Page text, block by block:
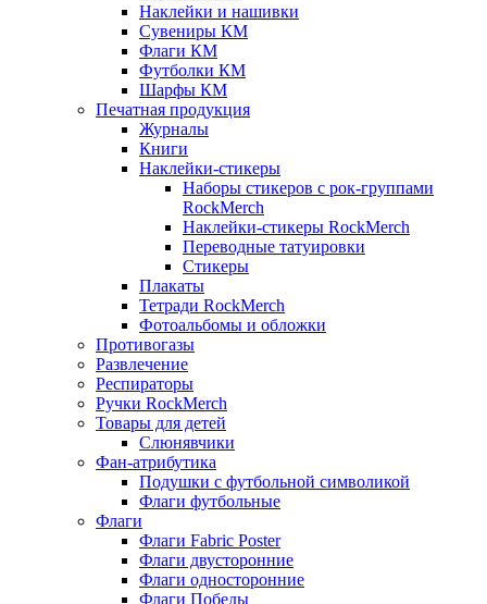
Наклейки и нашивки
Сувениры КМ
Флаги КМ
Футболки КМ
Шарфы КМ
Печатная продукция
Журналы
Книги
Наклейки-стикеры
Наборы стикеров с рок-группами
RockMerch
Наклейки-стикеры RockMerch
Переводные татуировки
Стикеры
Плакаты
Тетради RockMerch
Фотоальбомы и обложки
Противогазы
Развлечение
Респираторы
Ручки RockMerch
Товары для детей
Слюнявчики
Фан-атрибутика
Подушки с футбольной символикой
Флаги футбольные
Флаги
Флаги Fabric Poster
Флаги двусторонние
Флаги односторонние
Флаги Победы